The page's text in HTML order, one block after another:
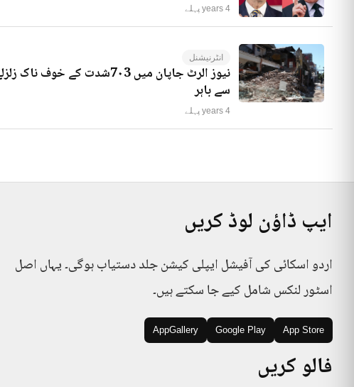
4 years پہلے
انٹرنیشنل
نیوز الرٹ جاپان میں
سے باہر
4 years پہلے
ایپ ڈاؤن لوڈ کریں
اردو اسکائی کی آفیشل ایپلی کیشن جلد دستیاب ہوگی۔ یہاں اصل
اسٹور لنکس شامل کیے جا سکتے ہیں۔
App Store
Google Play
AppGallery
فالو کریں